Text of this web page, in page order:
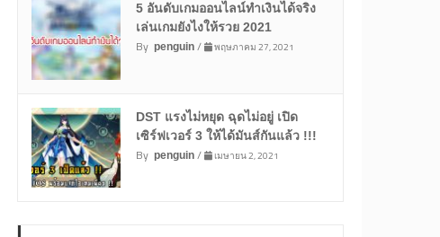
5 อันดับเกมออนไลน์ทำเงินได้จริง
เล่นเกมยังไงให้รวย 2021
By penguin/ พฤษภาคม 27, 2021
DST แรงไม่หยุด ฉุดไม่อยู่ เปิด
เซิร์ฟเวอร์ 3 ให้ได้มันส์กันแล้ว !!!
By penguin/ เมษายน 2, 2021